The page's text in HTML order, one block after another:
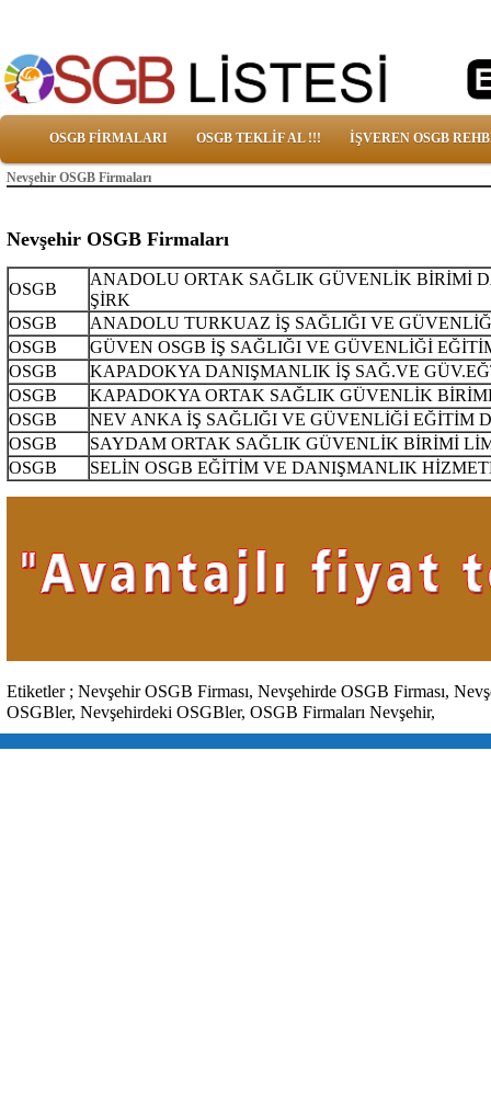
OSGB FİRMALARI OSGB TEKLİF AL !!! İŞVEREN OSGB
Nevşehir OSGB Firmaları
Nevşehir OSGB Firmaları
OSGB
ANADOLU ORTAK SAĞLIK GÜVENLİK BİRİMİ
ŞİRK
OSGB
ANADOLU TURKUAZ İŞ SAĞLIĞI VE
OSGB
GÜVEN OSGB İŞ SAĞLIĞI VE GÜVENLİĞİ
OSGB
KAPADOKYA DANIŞMANLIK İŞ SAĞ.VE
OSGB
KAPADOKYA ORTAK SAĞLIK GÜVENLİK
OSGB
NEV ANKA İŞ SAĞLIĞI VE GÜVENLİĞİ EĞİTİM
OSGB
SAYDAM ORTAK SAĞLIK GÜVENLİK BİRİMİ
OSGB
SELİN OSGB EĞİTİM VE DANIŞMANLIK
Etiketler ; Nevşehir OSGB Firması, Nevşehirde OSGB Firması,
OSGBler, Nevşehirdeki OSGBler, OSGB Firmaları Nevşehir,